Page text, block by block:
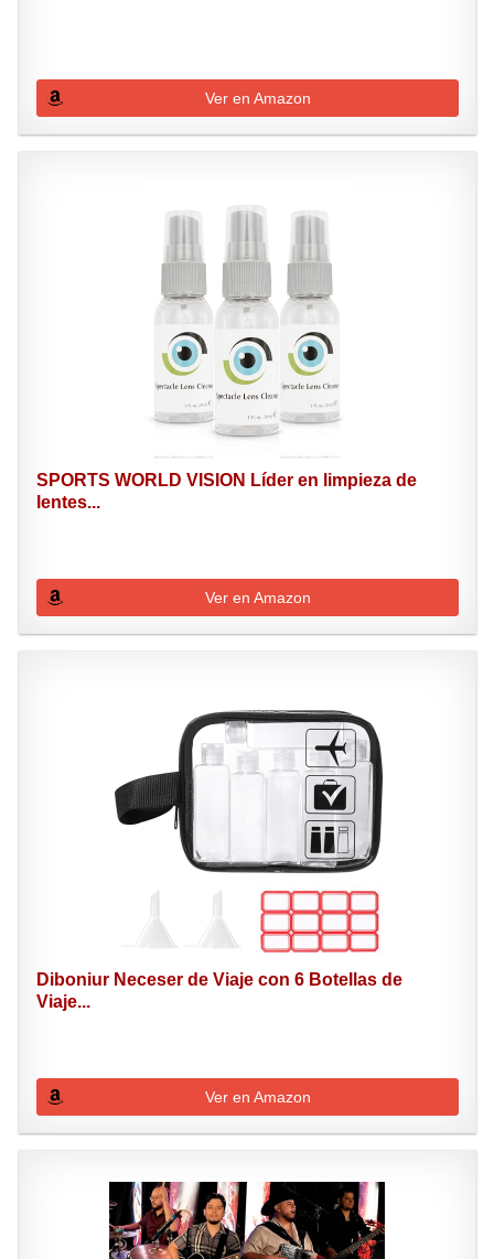
Ver en Amazon
SPORTS WORLD VISION Líder en limpieza de
lentes...
Ver en Amazon
Diboniur Neceser de Viaje con 6 Botellas de
Viaje...
Ver en Amazon